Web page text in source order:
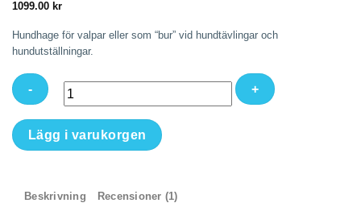
1099.00 kr
Hundhage för valpar eller som “bur” vid hundtävlingar och
hundutställningar.
Hundhage
Canvas
Lägg i varukorgen
Beskrivning Recensioner (1)